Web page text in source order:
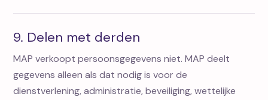
9. Delen met derden
MAP verkoopt persoonsgegevens niet. MAP deelt
gegevens alleen als dat nodig is voor de
dienstverlening, administratie, beveiliging, wettelijke